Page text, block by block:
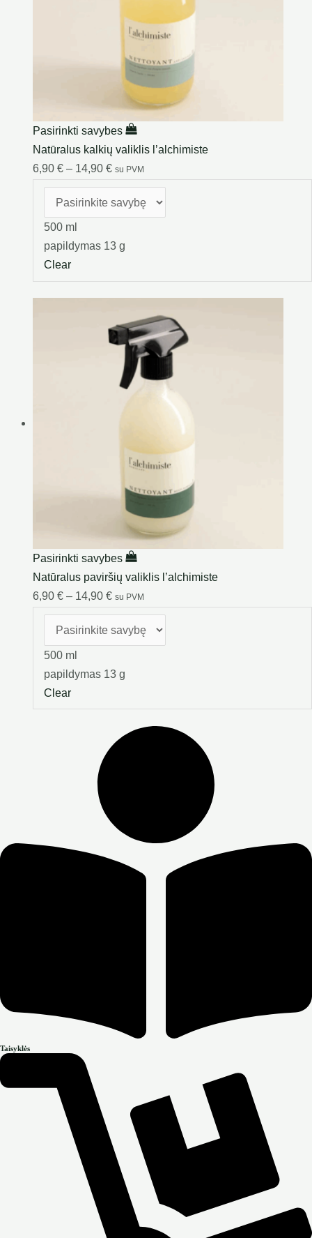
Pasirinkti savybes
Natūralus kalkių valiklis l’alchimiste
6,90 € – 14,90 € su PVM
500 ml
papildymas 13 g
Clear
Pasirinkti savybes
Natūralus paviršių valiklis l’alchimiste
6,90 € – 14,90 € su PVM
500 ml
papildymas 13 g
Clear
Taisyklės